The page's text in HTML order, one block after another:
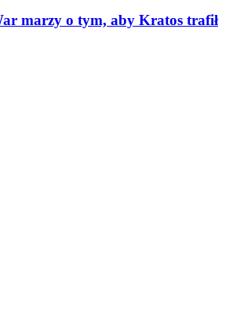
marzy o tym, aby Kratos trafił